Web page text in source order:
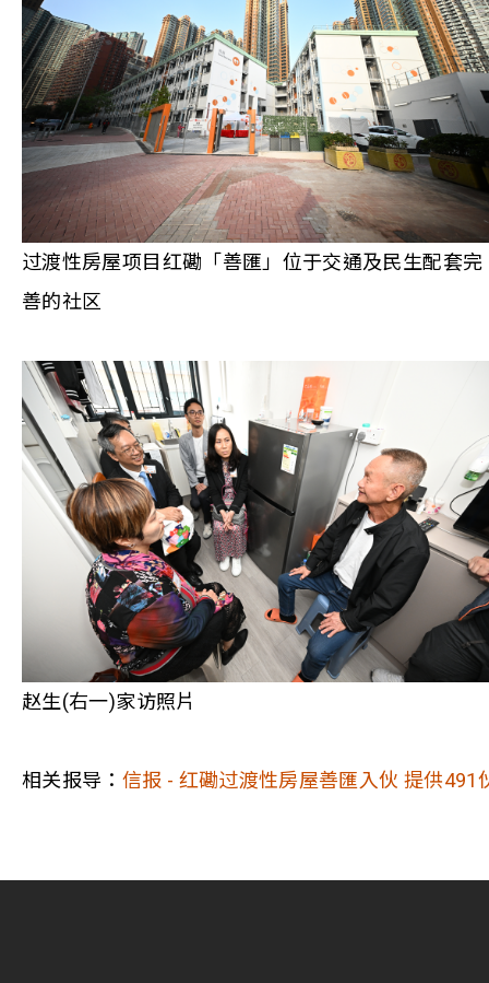
过渡性房屋项目红磡「善匯」位于交通及民生配套完
善的社区
赵生(右一)家访照片
相关报导： 信报 - 红磡过渡性房屋善匯入伙 提供491